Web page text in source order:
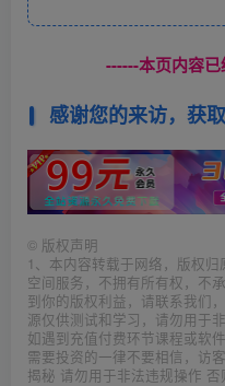
------本页内容
感谢您的来访，获
© 版权声明
1、本内容转载于网络，版权
空间服务，不拥有所有权，不
到你的版权利益，请联系我们
源仅供测试和学习，请勿用于
如遇到充值付费环节课程或软
需要投资的一律不要相信，访
揭秘 请勿用于非法违规操作